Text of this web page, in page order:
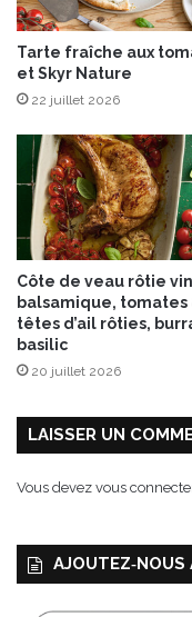
É
d
t
i
R
S
T
Tarte fraîche aux
et Skyr Nature
22 juillet 2026
Côte de veau rôtie
balsamique, tomates
têtes d’ail rôties,
basilic
20 juillet 2026
LAISSER UN
Vous devez vous
AJOUTEZ‑NOUS